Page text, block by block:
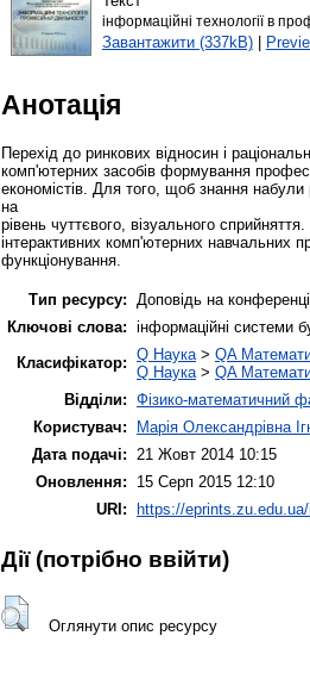
інформаційні технології в
Завантажити (337kB)|
Анотація
Перехід до ринкових відносин і
комп'ютерних засобів формування
економістів. Для того, щоб знання набули
на
рівень чуттєвого, візуального
інтерактивних комп'ютерних навчальних
функціонування.
Тип ресурсу:
Доповідь на
Ключові слова: інформаційні системи
Класифікатор: Q Наука > QA
Q Наука > QA
Відділи: Фізико-математичний
Користувач:
Марія Олександрівна
Дата подачі:
21 Жовт 2014 10:15
Оновлення:
15 Серп 2015 12:10
URI: https://
Дії ​​(потрібно ввійти)
Оглянути опис ресурсу